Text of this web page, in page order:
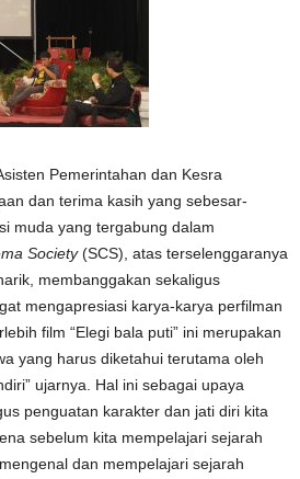
Pemerintahan dan Kesra
dan terima kasih yang sebesar-
muda yang tergabung dalam
Society(SCS), atas terselenggaranya
membanggakan sekaligus
mengapresiasi karya-karya perfilman
film “Elegi bala puti” ini merupakan
yang harus diketahui terutama oleh
ujarnya. Hal ini sebagai upaya
penguatan karakter dan jati diri kita
sebelum kita mempelajari sejarah
dan mempelajari sejarah